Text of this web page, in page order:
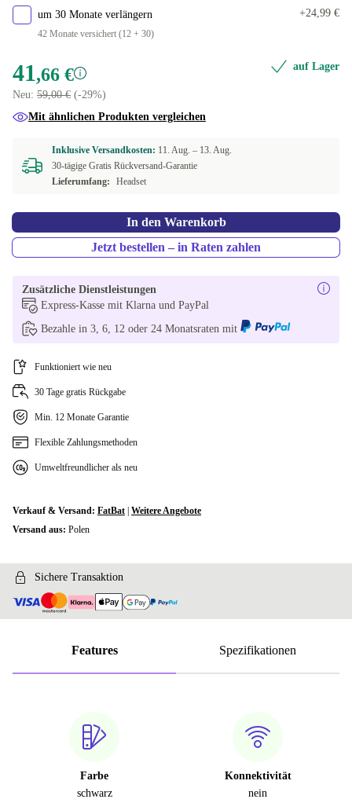
um 30 Monate verlängern
42 Monate versichert (12 + 30)
+24,99 €
41,66 €
Neu: 59,00 € (-29%)
auf Lager
Mit ähnlichen Produkten vergleichen
Inklusive Versandkosten: 11. Aug. – 13. Aug.
30-tägige Gratis Rückversand-Garantie
Lieferumfang:
Headset
In den Warenkorb
Jetzt bestellen – in Raten zahlen
Zusätzliche Dienstleistungen
Express-Kasse mit Klarna und PayPal
Bezahle in 3, 6, 12 oder 24 Monatsraten mit
Funktioniert wie neu
30 Tage gratis Rückgabe
Min. 12 Monate Garantie
Flexible Zahlungsmethoden
Umweltfreundlicher als neu
Verkauf & Versand: FatBat Weitere Angebote
Versand aus: Polen
Sichere Transaktion
Features Spezifikationen
Farbe
schwarz
Konnektivität
nein